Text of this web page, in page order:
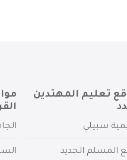
تعليم المهتدين
سبيلي
المسلم الجديد